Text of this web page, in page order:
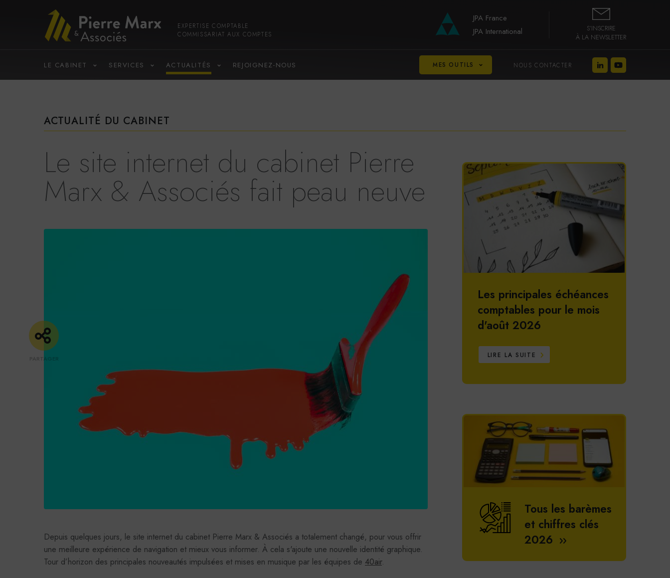
EXPERTISE COMPTABLE
COMMISSARIAT AUX COMPTES
S’INSCRIRE
À LA NEWSLETTER
JPA France
JPA International
LE CABINET SERVICES ACTUALITÉS REJOIGNEZ-NOUS MES OUTILS NOUS CONTACTER
ACTUALITÉ DU CABINET
Le site internet du cabinet Pierre
Marx & Associés fait peau neuve
Depuis quelques jours, le site internet du cabinet Pierre Marx & Associés a totalement changé, pour vous offrir
une meilleure expérience de navigation et mieux vous informer. À cela s'ajoute une nouvelle identité graphique.
Tour d’horizon des principales nouveautés impulsées et mises en musique par les équipes de 40air.
Les principales échéances
comptables pour le mois
d'août 2026
LIRE LA SUITE
Tous les barèmes
et chiffres clés
2026